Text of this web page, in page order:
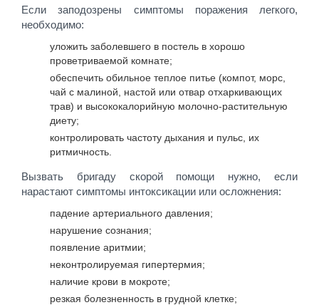
Если заподозрены симптомы поражения легкого,
необходимо:
уложить заболевшего в постель в хорошо
проветриваемой комнате;
обеспечить обильное теплое питье (компот, морс,
чай с малиной, настой или отвар отхаркивающих
трав) и высококалорийную молочно-растительную
диету;
контролировать частоту дыхания и пульс, их
ритмичность.
Вызвать бригаду скорой помощи нужно, если
нарастают симптомы интоксикации или осложнения:
падение артериального давления;
нарушение сознания;
появление аритмии;
неконтролируемая гипертермия;
наличие крови в мокроте;
резкая болезненность в грудной клетке;